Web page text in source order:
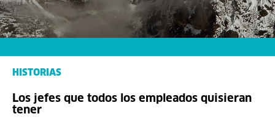
HISTORIAS
Los jefes que todos los empleados quisieran
tener